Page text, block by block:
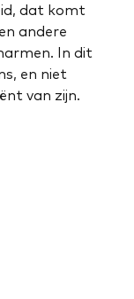
dat komt
andere
In dit
en niet
van zijn.